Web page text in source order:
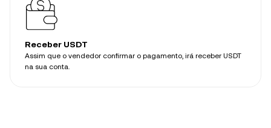
Receber USDT
Assim que o vendedor confirmar o pagamento, irá receber USDT
na sua conta.